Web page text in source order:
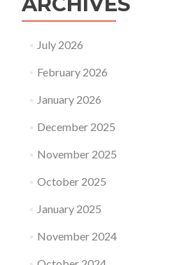
July 2026
February 2026
January 2026
December 2025
November 2025
October 2025
January 2025
November 2024